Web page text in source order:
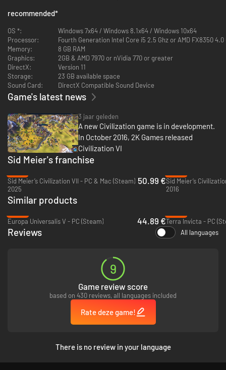
Bekijk hoe de wonderen van jouw rijk zich als nooit tevoren over de
kaart verspreiden. Elk district, wonder, en elke verbetering is
hartenlust kunt aanpassen.
Van de Commercial Hub tot de Spaceport, elk district komt met
unieke en machtige bonussen. Kies welk district jij wilt bouwen!
Bouw beter dan je tegenstanders, zet jezelf strategisch neer voor je
bondgenoten, en word de beste samenleving op aarde.
Verhoog de opbrengsten van jouw samenleving, door krachtige
recommended*
OS *:
Windows 7x64 / Windows 8.1x64 / Windows 10x64
Processor:
Fourth Generation Intel Core i5 2.5 Ghz or AMD FX8350
Memory:
8 GB RAM
Graphics:
2GB & AMD 7970 or nVidia 770 or greater
DirectX:
Version 11
Storage:
23 GB available space
Sound Card:
DirectX Compatible Sound Device
Game's latest news
3 jaar geleden
A new Civilization game is in development.
In October 2016, 2K Games released
Civilization VI
Sid Meier's franchise
Sid Meier’s Civilization VII - PC & Mac (Steam)
2025
50.99 €Sid Meier’s
2016
Similar products
Europa Universalis V - PC (Steam)
44.89 €Terra Invicta - PC
Reviews All languages
9
Game review score
based on 430 reviews, all languages included
Rate deze game!
There is no review in your language